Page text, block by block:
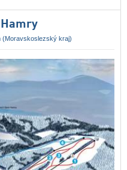
(Moravskoslezský kraj)